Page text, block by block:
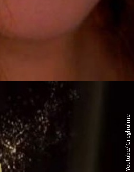
Youtube/ Greghulme